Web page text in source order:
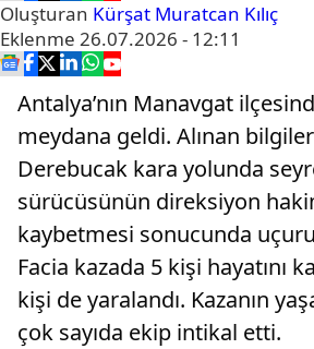
Oluşturan Kürşat Muratcan Kılıç
Eklenme 26.07.2026 - 12:11
Antalya’nın Manavgat
meydana geldi. Alınan
Derebucak kara yolunda
sürücüsünün direksiyon
kaybetmesi sonucunda
Facia kazada 5 kişi hayatını
kişi de yaralandı. Kazanın
çok sayıda ekip intikal etti.